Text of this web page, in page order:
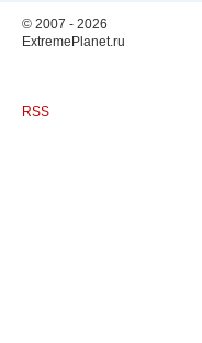
© 2007 - 2026
ExtremePlanet.ru
RSS